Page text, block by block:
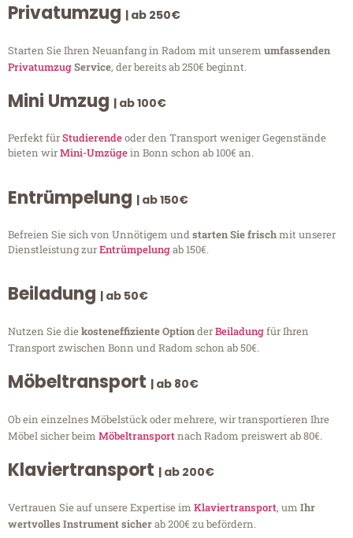
Privatumzug | ab 250€
Starten Sie Ihren Neuanfang in Radom mit unserem umfassenden
PrivatumzugService, der bereits ab 250€ beginnt.
Mini Umzug | ab 100€
Perfekt fürStudierendeoder den Transport weniger Gegenstände
bieten wirMini-Umzügein Bonn schon ab 100€ an.
Entrümpelung | ab 150€
Befreien Sie sich von Unnötigem undstarten Sie frischmit unserer
Dienstleistung zurEntrümpelungab 150€.
Beiladung | ab 50€
Nutzen Sie diekosteneffiziente OptionderBeiladungfür Ihren
Transport zwischen Bonn und Radom schon ab 50€.
Möbeltransport | ab 80€
Ob ein einzelnes Möbelstück oder mehrere, wir transportieren Ihre
Möbel sicher beim Möbeltransportnach Radom preiswert ab 80€.
Klaviertransport | ab 200€
Vertrauen Sie auf unsere Expertise im Klaviertransport, um Ihr
wertvolles Instrument sicherab 200€ zu befördern.